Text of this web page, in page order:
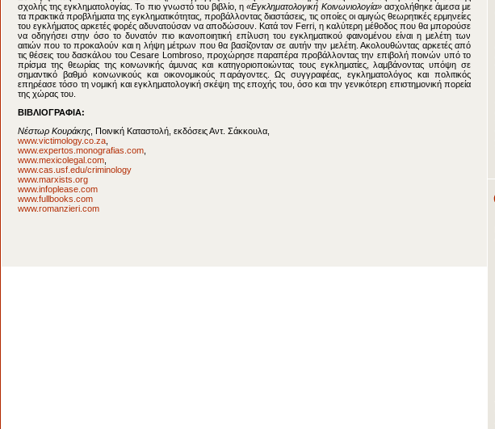
Συνοψίζοντας κι ανακεφαλαιώνοντας, υπογραμμίζεται πως ο Ferri υπήρξε ένας από τους ιδρυτές της Θετικής
σχολής της εγκληματολογίας. Το πιο γνωστό του βιβλίο, η«Εγκληματολογική Κοινωνιολογία»ασχολήθηκε άμεσα με
τα πρακτικά προβλήματα της εγκληματικότητας, προβάλλοντας διαστάσεις, τις οποίες οι αμιγώς θεωρητικές ερμηνείες
του εγκλήματος αρκετές φορές αδυνατούσαν να αποδώσουν. Κατά τον Ferri, η καλύτερη μέθοδος που θα μπορούσε
να οδηγήσει στην όσο το δυνατόν πιο ικανοποιητική επίλυση του εγκληματικού φαινομένου είναι η μελέτη των
αιτιών που το προκαλούν και η λήψη μέτρων που θα βασίζονταν σε αυτήν την μελέτη. Ακολουθώντας αρκετές από
τις θέσεις του δασκάλου του Cesare Lombroso, προχώρησε παραπέρα προβάλλοντας την επιβολή ποινών υπό το
πρίσμα της θεωρίας της κοινωνικής άμυνας και κατηγοριοποιώντας τους εγκληματίες, λαμβάνοντας υπόψη σε
σημαντικό βαθμό κοινωνικούς και οικονομικούς παράγοντες. Ως συγγραφέας, εγκληματολόγος και πολιτικός
επηρέασε τόσο τη νομική και εγκληματολογική σκέψη της εποχής του, όσο και την γενικότερη επιστημονική πορεία
Νέστωρ Κουράκης, Ποινική Καταστολή, εκδόσεις Αντ. Σάκκουλα,
www.victimology.co.za,
www.expertos.monografias.com
www.mexicolegal.com,
www.cas.usf.edu/criminology
www.marxists.org
www.infoplease.com
www.fullbooks.com